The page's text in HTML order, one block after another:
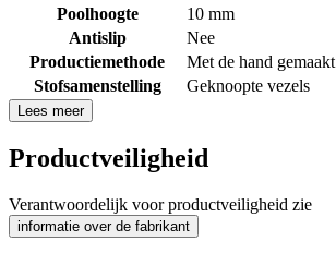
Poolhoogte
10 mm
Antislip
Nee
Productiemethode
Met de hand gemaakt
Stofsamenstelling
Geknoopte vezels
Lees meer
Productveiligheid
Verantwoordelijk voor productveiligheid zie
informatie over de fabrikant